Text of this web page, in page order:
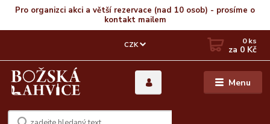
Pro organizci akci a větší rezervace (nad 10 osob) - prosíme o
kontakt mailem
Menu
CZK 0ks
za 0 Kč